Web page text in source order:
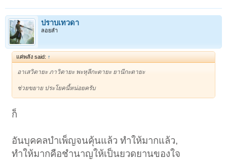
ปราบเทวดา
ลอยลำ
แค่พลัง said: ↑
อาเสวิตายะ ภาวิตายะ พะหุลีกะตายะ ยานีกะตายะ
ช่วยขยาย ประโยคนี้หน่อยครับ
ก็
อันบุคคลบำเพ็ญจนคุ้นแล้ว ทำให้มากแล้ว,
ทำให้มากคือชำนาญให้เป็นยวดยานของใจ